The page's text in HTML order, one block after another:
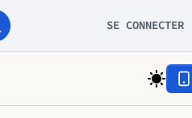
SE CONNECTER